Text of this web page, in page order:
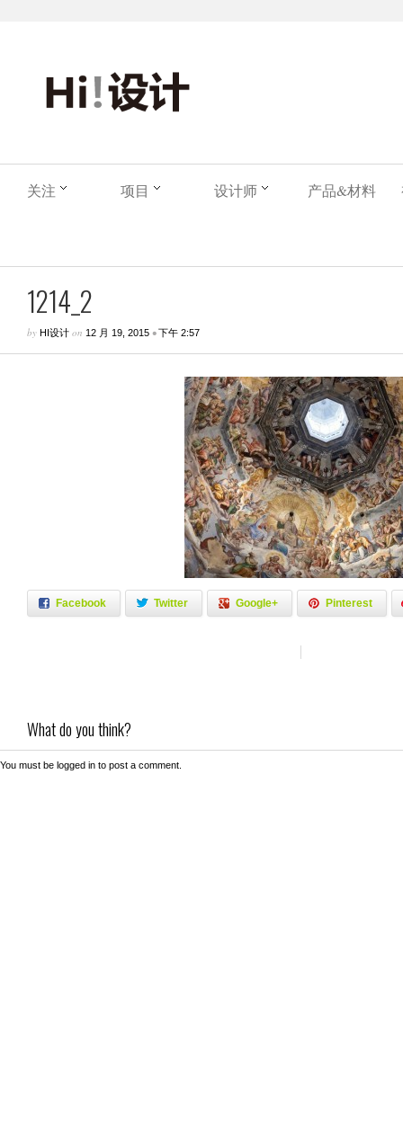
关注 项目 设计师 产品&材料
1214_2
by HI设计 on 12 月 19, 2015 •下午 2:57
Facebook Twitter Google+ Pinterest
What do you think?
You must be logged in to post a comment.